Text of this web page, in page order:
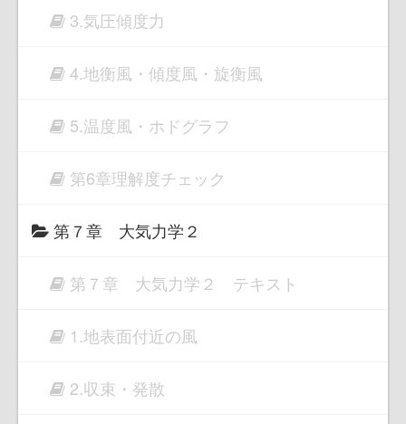
3.気圧傾度力
4.地衡風・傾度風・旋衡風
5.温度風・ホドグラフ
第6章理解度チェック
第７章 大気力学２
第７章 大気力学２ テキスト
1.地表面付近の風
2.収束・発散